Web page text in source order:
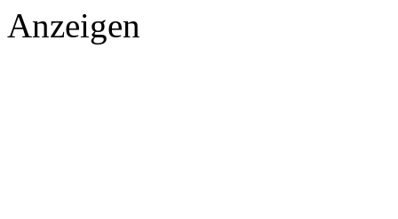
Anzeigen